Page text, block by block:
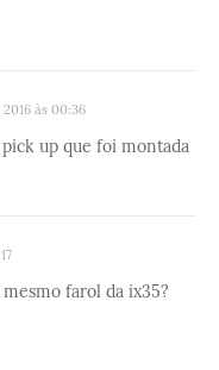
às 00:36
up que foi montada
farol da ix35?